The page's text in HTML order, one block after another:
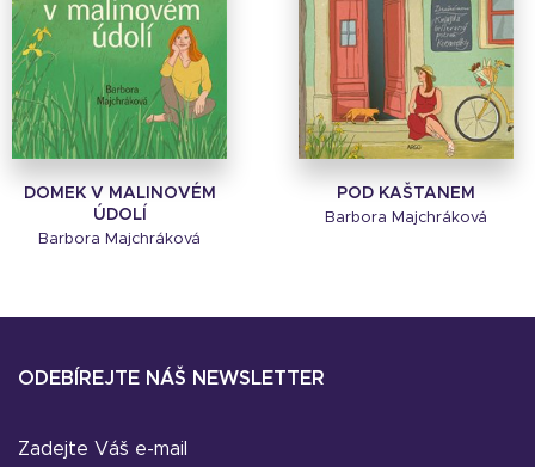
DOMEK V MALINOVÉM
ÚDOLÍ
Barbora Majchráková
POD KAŠTANEM
Barbora Majchráková
ODEBÍREJTE NÁŠ NEWSLETTER
Zadejte Váš e-mail